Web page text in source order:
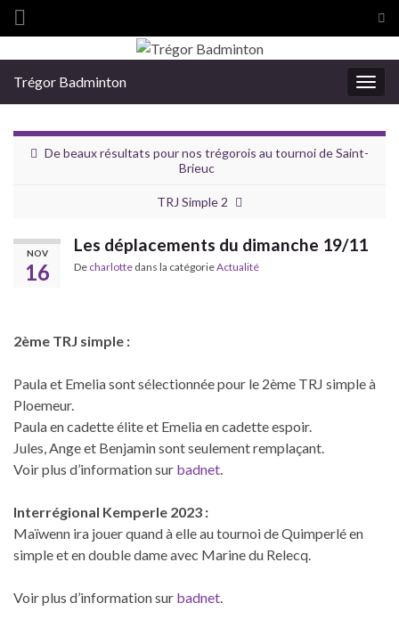
Search for:
Trégor Badminton
De beaux résultats pour nos trégorois au tournoi de Saint-
Brieuc
TRJ Simple 2
NOV
16
Les déplacements du dimanche 19/11
De charlotte dans la catégorieActualité
2ème TRJ simple :
Paula et Emelia sont sélectionnée pour le 2ème TRJ simple à
Ploemeur.
Paula en cadette élite et Emelia en cadette espoir.
Jules, Ange et Benjamin sont seulement remplaçant.
Voir plus d’information sur badnet.
Interrégional Kemperle 2023 :
Maïwenn ira jouer quand à elle au tournoi de Quimperlé en
simple et en double dame avec Marine du Relecq.
Voir plus d’information sur badnet.